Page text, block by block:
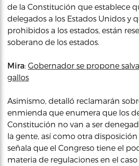
de la Constitución que establece
delegados a los Estados Unidos y
prohibidos a los estados, están
soberano de los estados.
Mira: Gobernador se propone
gallos
Asimismo, detalló reclamarán
enmienda que enumera que los
Constitución no van a ser
la gente, así como otra
señala que el Congreso tiene el
materia de regulaciones en el